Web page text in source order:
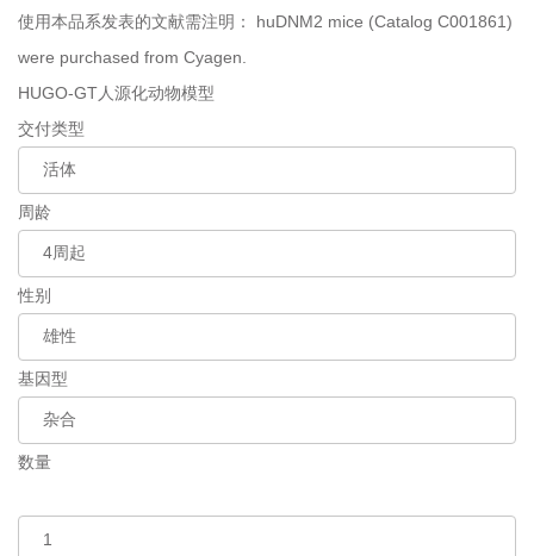
使用本品系发表的文献需注明： huDNM2 mice (Catalog C001861)
were purchased from Cyagen.
HUGO-GT人源化动物模型
交付类型
周龄
性别
基因型
数量